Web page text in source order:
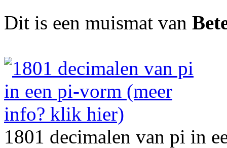
Dit is een muismat van
1801 decimalen van pi in